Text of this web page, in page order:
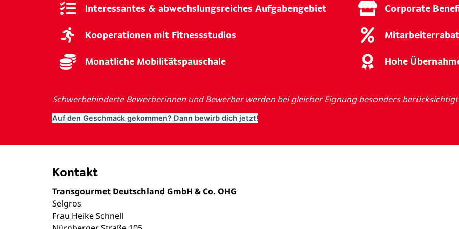
Interessantes & abwechslungsreiches Aufgabengebiet Corporate
Kooperationen mit Fitnessstudios
Monatliche Mobilitätspauschale Hohe
Schwerbehinderte Bewerberinnen und Bewerber werden bei gleicher Eignung besonders berücksichtigt
Auf den Geschmack gekommen? Dann bewirb dich jetzt!
Kontakt
Transgourmet Deutschland GmbH & Co. OHG
Selgros
Frau Heike Schnell